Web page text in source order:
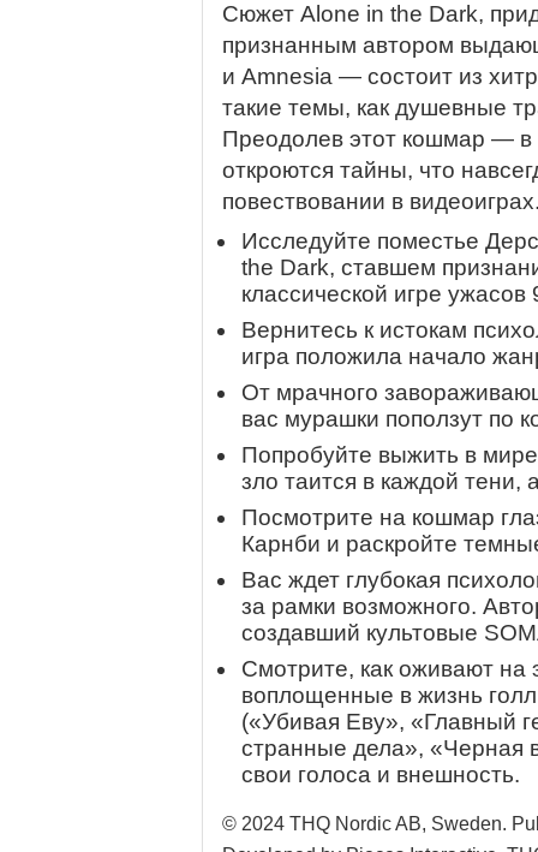
Сюжет Alone in the Dark,
признанным автором
и Amnesia — состоит из
такие темы, как душевные
Преодолев этот кошмар —
откроются тайны, что
повествовании в
Исследуйте поместье
the Dark, ставшем
классической игре ужасов
Вернитесь к истокам
игра положила начало
От мрачного
вас мурашки поползут по
Попробуйте выжить в
зло таится в каждой тени,
Посмотрите на кошмар
Карнби и раскройте
Вас ждет глубокая
за рамки возможного.
создавший культовые
Смотрите, как оживают
воплощенные в жизнь
(«Убивая Еву», «Главный
странные дела», «Черная
свои голоса и внешность.
© 2024 THQ Nordic AB, Sweden.